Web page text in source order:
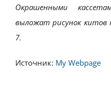
Окрашенными
выложат рисунок
7.
Источник: My Webpage